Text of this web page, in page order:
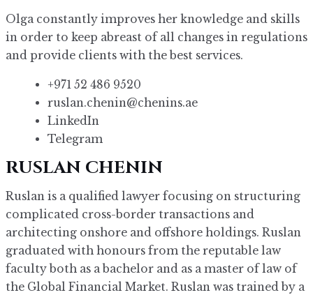
Olga constantly improves her knowledge and skills
in order to keep abreast of all changes in regulations
and provide clients with the best services.
+971 52 486 9520
ruslan.chenin@chenins.ae
LinkedIn
Telegram
RUSLAN CHENIN
Ruslan is a qualified lawyer focusing on structuring
complicated cross-border transactions and
architecting onshore and offshore holdings. Ruslan
graduated with honours from the reputable law
faculty both as a bachelor and as a master of law of
the Global Financial Market. Ruslan was trained by a